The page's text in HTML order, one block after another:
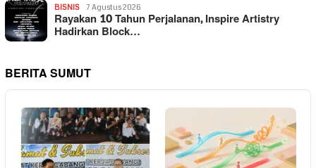
BISNIS 7 Agustus 2026
Rayakan 10 Tahun Perjalanan, Inspire Artistry
Hadirkan Block…
BERITA SUMUT